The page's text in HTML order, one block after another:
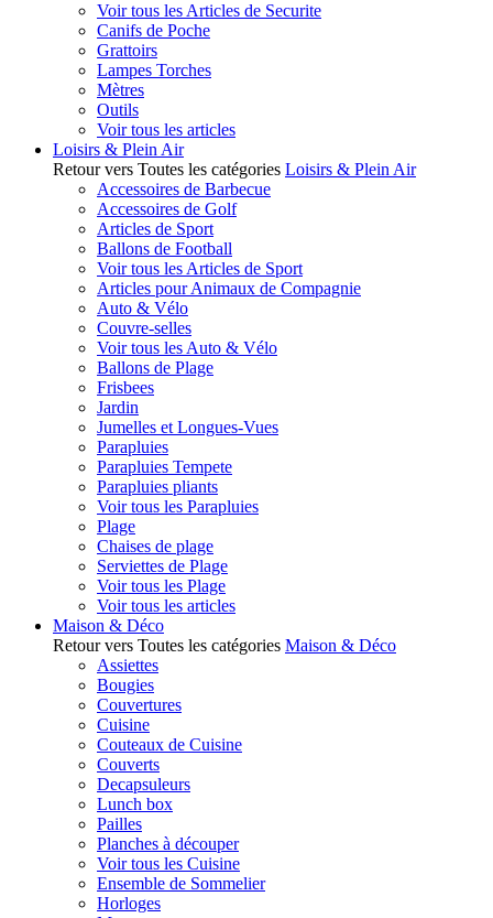
Voir tous les Articles de Securite
Canifs de Poche
Grattoirs
Lampes Torches
Mètres
Outils
Voir tous les articles
Loisirs & Plein Air
Retour vers Toutes les catégories Loisirs & Plein Air
Accessoires de Barbecue
Accessoires de Golf
Articles de Sport
Ballons de Football
Voir tous les Articles de Sport
Articles pour Animaux de Compagnie
Auto & Vélo
Couvre-selles
Voir tous les Auto & Vélo
Ballons de Plage
Frisbees
Jardin
Jumelles et Longues-Vues
Parapluies
Parapluies Tempete
Parapluies pliants
Voir tous les Parapluies
Plage
Chaises de plage
Serviettes de Plage
Voir tous les Plage
Voir tous les articles
Maison & Déco
Retour vers Toutes les catégories Maison & Déco
Assiettes
Bougies
Couvertures
Cuisine
Couteaux de Cuisine
Couverts
Decapsuleurs
Lunch box
Pailles
Planches à découper
Voir tous les Cuisine
Ensemble de Sommelier
Horloges